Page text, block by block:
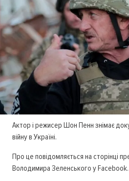
Актор і режисер Шон Пенн знімає
війну в Україні.
Про це повідомляється на сторінці
Володимира Зеленського у Facebook.